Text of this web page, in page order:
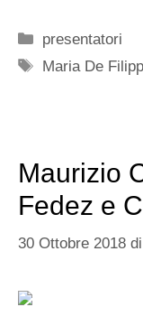
Categorie
presentatori
Tag
Maria De
Maurizio
Fedez e
30 Ottobre 2018 di